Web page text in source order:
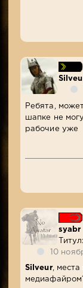
Ребята,
шапке не
рабочие уже
syabr
Титул:
10
Silveur, места